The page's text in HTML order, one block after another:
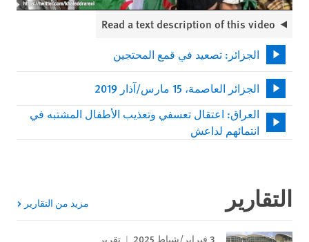
Read a text description of this video
الجزائر: تصعيد في قمع المحتجين
الجزائر العاصمة، 15 مارس/آذار 2019
العراق: اعتقال تعسفي وتعذيب الأطفال المشتبه في
انتمائهم لداعش
التقارير مزيد من التقارير
3 فبراير/شباط 2025 تقرير